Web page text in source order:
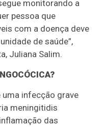
monitorando a
pessoa que
com a doença deve
de saúde”,
Juliana Salim.
infecção grave
meningitidis
das